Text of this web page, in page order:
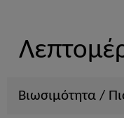
Βιωσιμότητα /